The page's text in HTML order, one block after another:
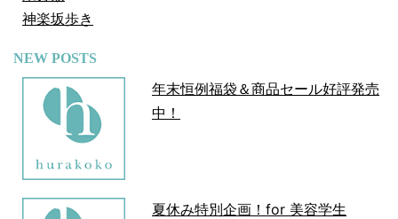
神楽坂歩き
NEW POSTS
年末恒例福袋＆商品セール好評発売
中！
夏休み特別企画！for 美容学生